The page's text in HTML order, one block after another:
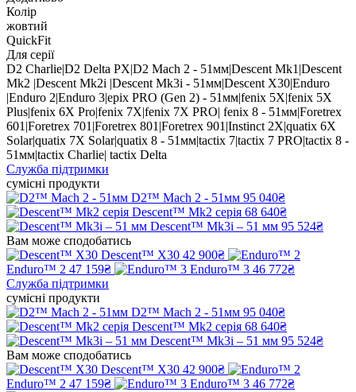
Колір
жовтий
QuickFit
Для серії
D2 Charlie|D2 Delta PX|D2 Mach 2 - 51мм|Descent Mk1|Descent
Mk2 |Descent Mk2i |Descent Mk3i - 51мм|Descent X30|Enduro
|Enduro 2|Enduro 3|epix PRO (Gen 2) - 51мм|fenix 5X|fenix 5X
Plus|fenix 6X Pro|fenix 7X|fenix 7X PRO| fenix 8 - 51мм|Foretrex
601|Foretrex 701|Foretrex 801|Foretrex 901|Instinct 2X|quatix 6X
Solar|quatix 7X Solar|quatix 8 - 51мм|tactix 7|tactix 7 PRO|tactix 8 -
51мм|tactix Charlie| tactix Delta
Служба підтримки
сумісні продукти
D2™ Mach 2 - 51мм 95 040₴
Descent™ Mk2 серія 68 640₴
Descent™ Mk3i – 51 мм 95 524₴
Вам може сподобатись
Descent™ X30 42 900₴
Enduro™ 2 47 159₴ Enduro™ 3 46 772₴
Служба підтримки
сумісні продукти
D2™ Mach 2 - 51мм 95 040₴
Descent™ Mk2 серія 68 640₴
Descent™ Mk3i – 51 мм 95 524₴
Вам може сподобатись
Descent™ X30 42 900₴
Enduro™ 2 47 159₴ Enduro™ 3 46 772₴